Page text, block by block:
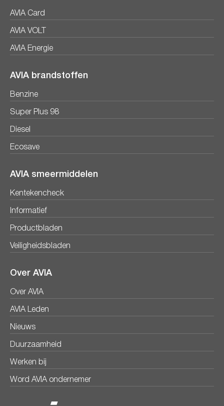
AVIA Card
AVIA VOLT
AVIA Energie
AVIA brandstoffen
Benzine
Super Plus 98
Diesel
Ecosave
AVIA smeermiddelen
Kentekencheck
Informatief
Productbladen
Veiligheidsbladen
Over AVIA
Over AVIA
AVIA Leden
Nieuws
Duurzaamheid
Werken bij
Word AVIA ondernemer